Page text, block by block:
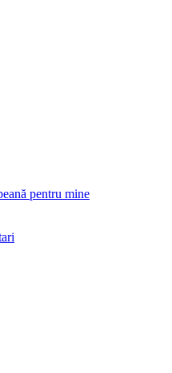
pentru mine